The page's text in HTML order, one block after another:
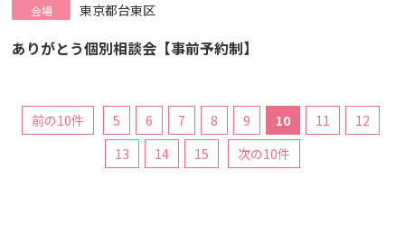
会場 東京都台東区
ありがとう個別相談会【事前予約制】
前の10件 5 6 7 8 9 10 11
12
13
14 15 次の10件